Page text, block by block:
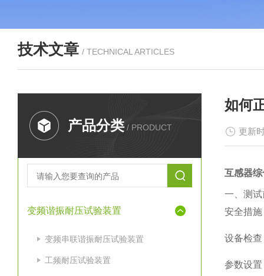
技术文章 / TECHNICAL ARTICLES
产品分类 / PRODUCT
变频谐振耐压试验装置
变频串联谐振耐压试验装置
工频耐压试验装置
如何
更新
互感器
一、测
安全措
设备检
参数设